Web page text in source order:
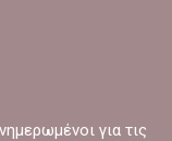
για τις